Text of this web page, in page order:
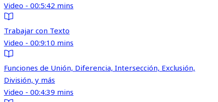
Video - 00:5:42 mins
Trabajar con Texto
Video - 00:9:10 mins
Funciones de Unión, Diferencia, Intersección, Exclusión,
División, y más
Video - 00:4:39 mins